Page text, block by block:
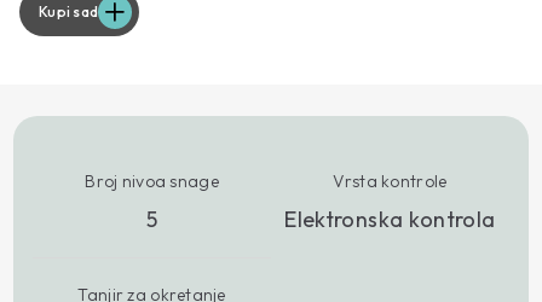
Kupi sad
Broj nivoa snage
5
Vrsta kontrole
Elektronska kontrola
Tanjir za okretanje